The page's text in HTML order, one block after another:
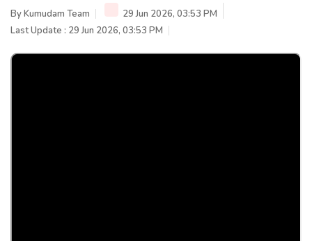
ByKumudam Team
29 Jun 2026, 03:53 PM
Last Update : 29 Jun 2026, 03:53 PM